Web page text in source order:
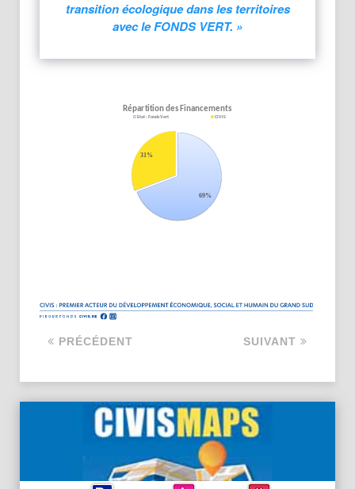
transition écologique dans les territoires
avec le FONDS VERT. »
PRÉCÉDENT SUIVANT